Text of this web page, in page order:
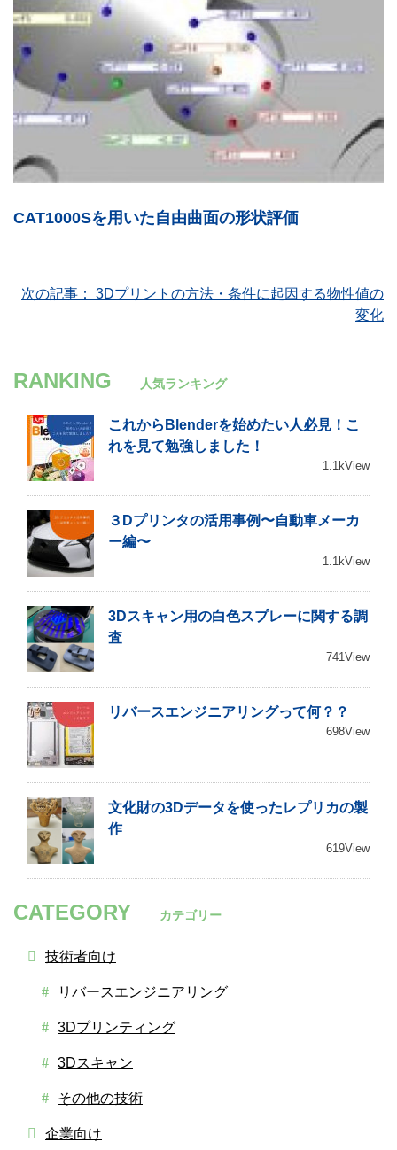
CAT1000Sを用いた自由曲面の形状評価
投
ビ
ゲ
シ
ョ
ン
次の記事：
3Dプリントの方法・条件に起因する物性値の
変化
RANKING 人気ランキング
これからBlenderを始めたい人必見！こ
れを見て勉強しました！
1.1kView
３Dプリンタの活用事例〜自動車メーカ
ー編〜
1.1kView
3Dスキャン用の白色スプレーに関する調
査
741View
リバースエンジニアリングって何？？
698View
文化財の3Dデータを使ったレプリカの製
作
619View
CATEGORY カテゴリー
技術者向け
リバースエンジニアリング
3Dプリンティング
3Dスキャン
その他の技術
企業向け